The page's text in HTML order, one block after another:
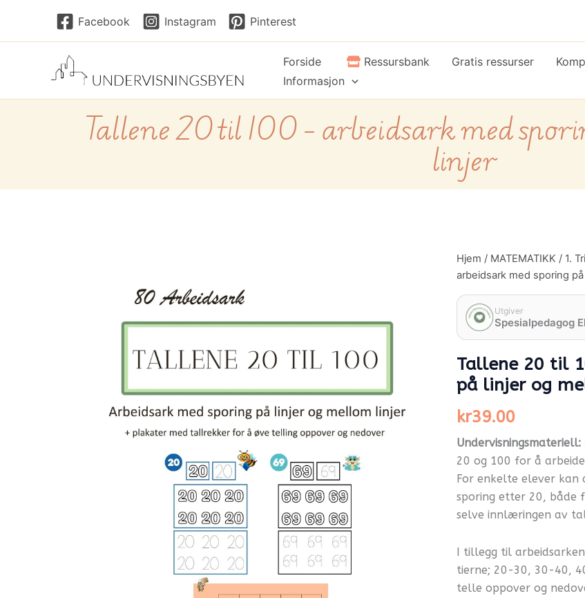
til
Facebook Instagram Pinterest
Forside Ressursbank Gratis ressurser
Informasjon
Tallene 20 til 100 – arbeidsark med
linjer
Hjem / MATEMATIKK / 1.
arbeidsark med sporing
Utgiver
Spesialpedagog
Tallene 20 til
på linjer og
kr39.00
Undervisningsmateriell:
20 og 100 for å
For enkelte elever
sporing etter 20, både
selve innlæringen av
I tillegg til
tierne; 20-30, 30-40,
telle oppover og
Tallene
20
100
arbeidsark
med
på
linjer
og
mellom
linjer
antall